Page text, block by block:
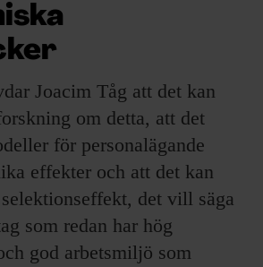
Joacim Tåg att det kan
om detta, att det
för personalägande
effekter och att det kan
det vill säga
som redan har hög
god arbetsmiljö som